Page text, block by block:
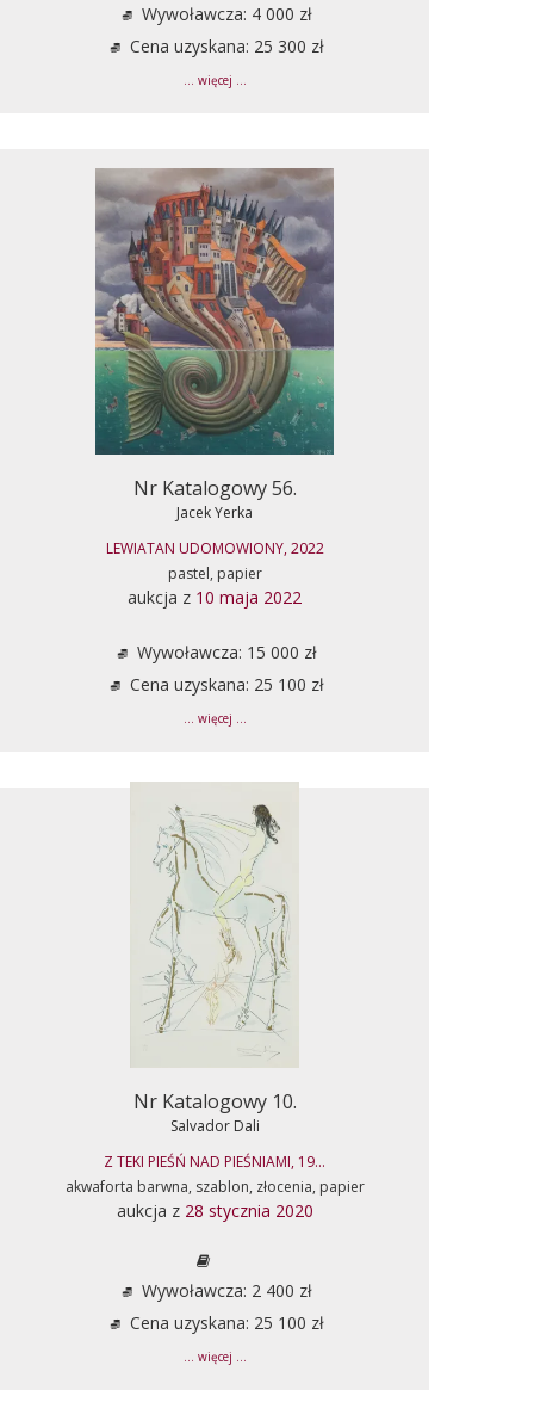
Wywoławcza: 4 000 zł
Cena uzyskana: 25 300 zł
... więcej ...
Nr Katalogowy 56.
Jacek Yerka
LEWIATAN UDOMOWIONY, 2022
pastel, papier
aukcja z 10 maja 2022
Wywoławcza: 15 000 zł
Cena uzyskana: 25 100 zł
... więcej ...
Nr Katalogowy 10.
Salvador Dali
Z TEKI PIEŚŃ NAD PIEŚNIAMI, 19...
akwaforta barwna, szablon, złocenia, papier
aukcja z 28 stycznia 2020
Wywoławcza: 2 400 zł
Cena uzyskana: 25 100 zł
... więcej ...